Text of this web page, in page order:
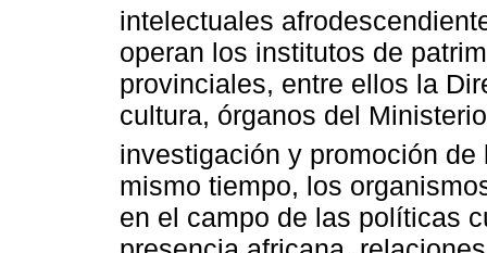
intelectuales
operan los institutos de
provinciales, entre ellos la
cultura, órganos del
investigación y promoción
mismo tiempo, los
en el campo de las políticas